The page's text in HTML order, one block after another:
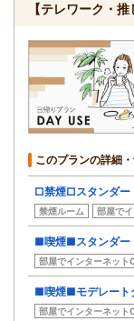
【テレワーク・
このプランの詳細
□禁煙□スタンダー
禁煙ルーム 部屋で
■喫煙■スタンダー
部屋でインターネット
■喫煙■モデレート
部屋でインターネット